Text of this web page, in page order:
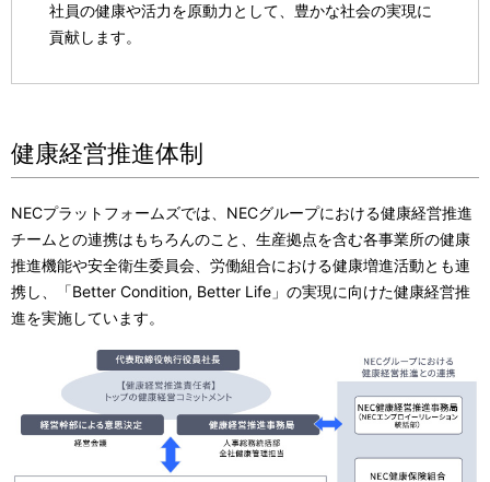
社員の健康や活力を原動力として、豊かな社会の実現に
貢献します。
健康経営推進体制
NECプラットフォームズでは、NECグループにおける健康経営推進
チームとの連携はもちろんのこと、生産拠点を含む各事業所の健康
推進機能や安全衛生委員会、労働組合における健康増進活動とも連
携し、「Better Condition, Better Life」の実現に向けた健康経営推
進を実施しています。